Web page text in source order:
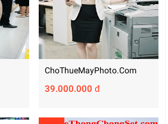
ChoThueMayPhoto.com
39.000.000 đ